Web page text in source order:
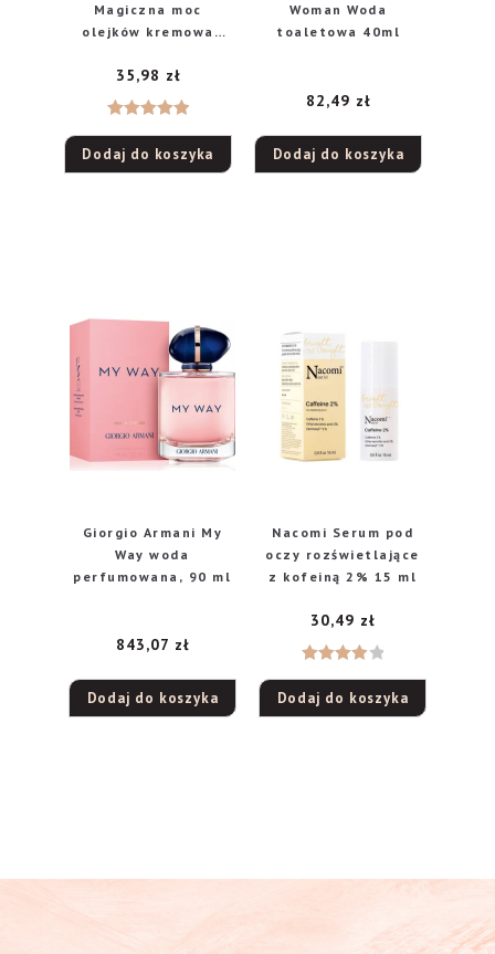
Magiczna moc
olejków kremowa
200 ml
5.00na 5
35,98 zł
Dodaj do koszyka
Woman Woda
toaletowa 40ml
82,49 zł
Dodaj do koszyka
Giorgio Armani My
Way woda
perfumowana, 90 ml
843,07 zł
Dodaj do koszyka
Nacomi Serum pod
oczy rozświetlające
z kofeiną 2% 15 ml
4.00na
30,49 zł
Dodaj do koszyka